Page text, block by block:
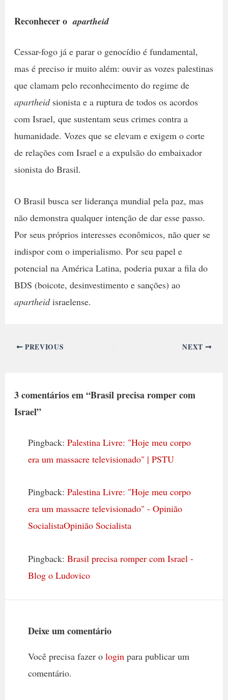
Reconhecer oapartheid
Cessar-fogo já e parar o genocídio é fundamental,
mas é preciso ir muito além: ouvir as vozes palestinas
que clamam pelo reconhecimento do regime de
apartheidsionista e a ruptura de todos os acordos
com Israel, que sustentam seus crimes contra a
humanidade. Vozes que se elevam e exigem o corte
de relações com Israel e a expulsão do embaixador
sionista do Brasil.
O Brasil busca ser liderança mundial pela paz, mas
não demonstra qualquer intenção de dar esse passo.
Por seus próprios interesses econômicos, não quer se
indispor com o imperialismo. Por seu papel e
potencial na América Latina, poderia puxar a fila do
BDS (boicote, desinvestimento e sanções) ao
apartheidisraelense.
PREVIOUS NEXT
3 comentários em “Brasil precisa romper com
Israel”
Pingback: Palestina Livre: "Hoje meu corpo
era um massacre televisionado" | PSTU
Pingback: Palestina Livre: "Hoje meu corpo
era um massacre televisionado" - Opinião
SocialistaOpinião Socialista
Pingback: Brasil precisa romper com Israel -
Blog o Ludovico
Deixe um comentário
Você precisa fazer o login para publicar um
comentário.